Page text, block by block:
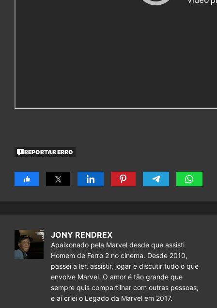
REPORTAR ERRO
JONY RENDREX
Apaixonado pela Marvel desde que assisti
Homem de Ferro 2 no cinema. Desde 2010,
passei a ler, assistir, jogar e discutir tudo o que
envolve Marvel. O amor é tão grande que
sempre quis compartilhar com outras pessoas,
e aí criei o Legado da Marvel em 2017.